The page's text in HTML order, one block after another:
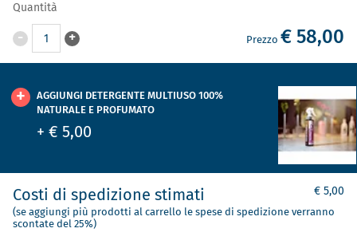
Quantità
- 1 + Prezzo € 58,00
AGGIUNGI DETERGENTE MULTIUSO 100%
NATURALE E PROFUMATO
+ € 5,00
Costi di spedizione stimati € 5,00
(se aggiungi più prodotti al carrello le spese di spedizione verranno
scontate del 25%)